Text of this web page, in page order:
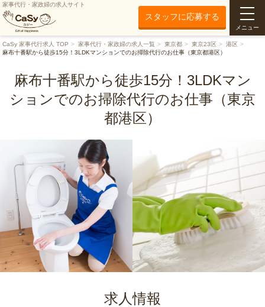
家事代行・家政婦の求人サイト
スタッフに応募する
メニュー
CaSy 家事代行求人 TOP 家事代行・家政婦の求人一覧 東京都 東京23区
港区
麻布十番駅から徒歩15分！3LDKマンションでのお掃除代行のお仕事（東京都港区）
麻布十番駅から徒歩15分！3LDKマン
ションでのお掃除代行のお仕事（東京
都港区）
求人情報